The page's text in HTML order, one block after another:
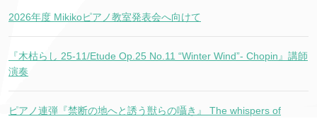
2026年度 Mikikoピアノ教室発表会へ向けて
『木枯らし 25-11/Etude Op.25 No.11 “Winter Wind”- Chopin』講師
演奏
ピアノ連弾『禁断の地へと誘う獣らの囁き』 The whispers of